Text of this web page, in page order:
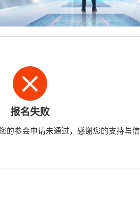
报名失败
的参会申请未通过，感谢您的支持与